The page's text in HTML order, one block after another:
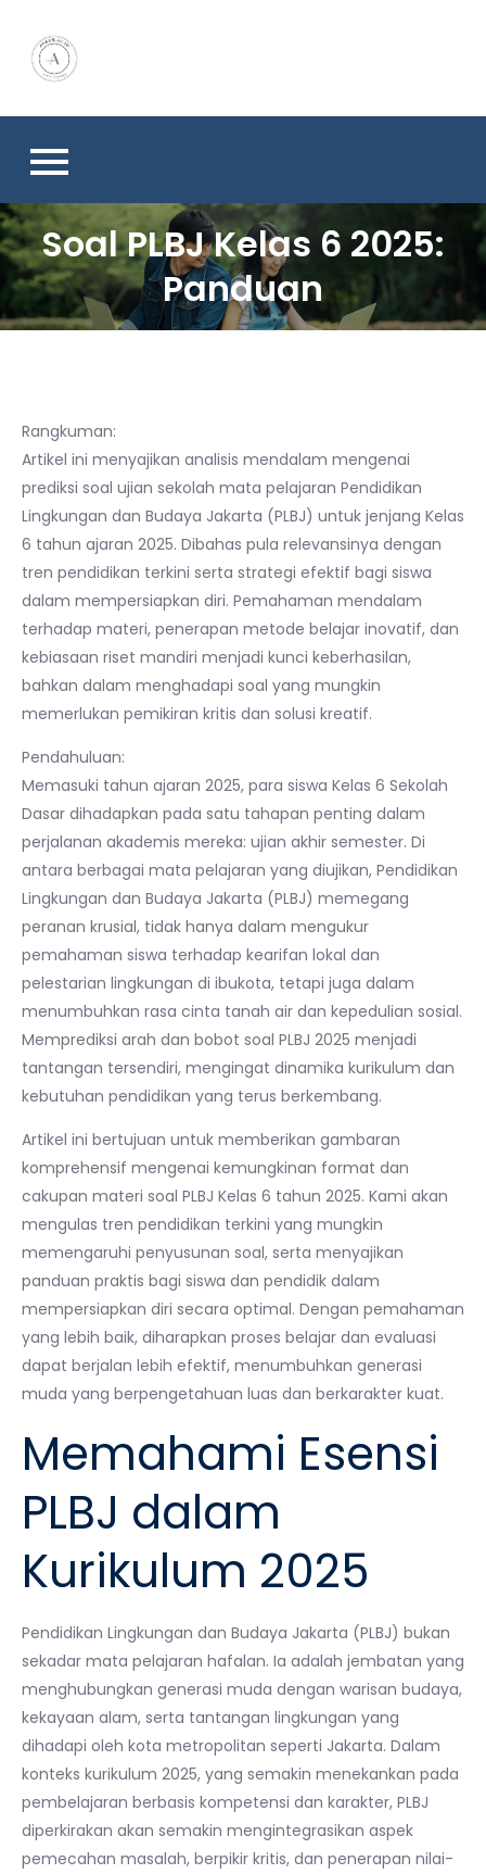
content
Soal PLBJ Kelas 6 2025:
Panduan
Rangkuman:
Artikel ini menyajikan analisis mendalam mengenai
prediksi soal ujian sekolah mata pelajaran Pendidikan
Lingkungan dan Budaya Jakarta (PLBJ) untuk jenjang Kelas
6 tahun ajaran 2025. Dibahas pula relevansinya dengan
tren pendidikan terkini serta strategi efektif bagi siswa
dalam mempersiapkan diri. Pemahaman mendalam
terhadap materi, penerapan metode belajar inovatif, dan
kebiasaan riset mandiri menjadi kunci keberhasilan,
bahkan dalam menghadapi soal yang mungkin
memerlukan pemikiran kritis dan solusi kreatif.
Pendahuluan:
Memasuki tahun ajaran 2025, para siswa Kelas 6 Sekolah
Dasar dihadapkan pada satu tahapan penting dalam
perjalanan akademis mereka: ujian akhir semester. Di
antara berbagai mata pelajaran yang diujikan, Pendidikan
Lingkungan dan Budaya Jakarta (PLBJ) memegang
peranan krusial, tidak hanya dalam mengukur
pemahaman siswa terhadap kearifan lokal dan
pelestarian lingkungan di ibukota, tetapi juga dalam
menumbuhkan rasa cinta tanah air dan kepedulian sosial.
Memprediksi arah dan bobot soal PLBJ 2025 menjadi
tantangan tersendiri, mengingat dinamika kurikulum dan
kebutuhan pendidikan yang terus berkembang.
Artikel ini bertujuan untuk memberikan gambaran
komprehensif mengenai kemungkinan format dan
cakupan materi soal PLBJ Kelas 6 tahun 2025. Kami akan
mengulas tren pendidikan terkini yang mungkin
memengaruhi penyusunan soal, serta menyajikan
panduan praktis bagi siswa dan pendidik dalam
mempersiapkan diri secara optimal. Dengan pemahaman
yang lebih baik, diharapkan proses belajar dan evaluasi
dapat berjalan lebih efektif, menumbuhkan generasi
muda yang berpengetahuan luas dan berkarakter kuat.
Memahami Esensi
PLBJ dalam
Kurikulum 2025
Pendidikan Lingkungan dan Budaya Jakarta (PLBJ) bukan
sekadar mata pelajaran hafalan. Ia adalah jembatan yang
menghubungkan generasi muda dengan warisan budaya,
kekayaan alam, serta tantangan lingkungan yang
dihadapi oleh kota metropolitan seperti Jakarta. Dalam
konteks kurikulum 2025, yang semakin menekankan pada
pembelajaran berbasis kompetensi dan karakter, PLBJ
diperkirakan akan semakin mengintegrasikan aspek
pemecahan masalah, berpikir kritis, dan penerapan nilai-